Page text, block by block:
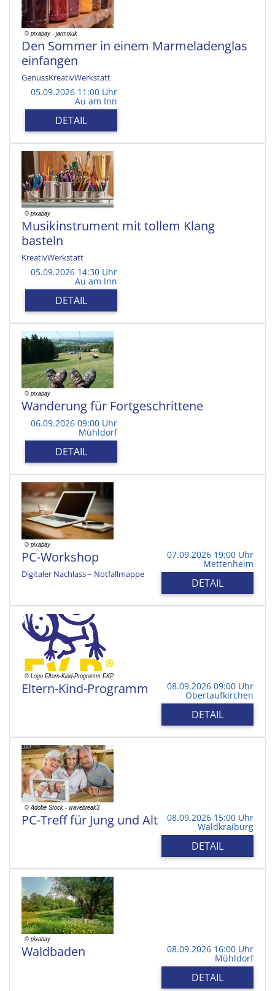
Den Sommer in einem Marmeladenglas
einfangen
GenussKreativWerkstatt
05.09.2026 11:00 Uhr
Au am Inn
DETAIL
Musikinstrument mit tollem Klang
basteln
KreativWerkstatt
05.09.2026 14:30 Uhr
Au am Inn
DETAIL
Wanderung für Fortgeschrittene
06.09.2026 09:00 Uhr
Mühldorf
DETAIL
PC-Workshop
Digitaler Nachlass – Notfallmappe
07.09.2026 19:00 Uhr
Mettenheim
DETAIL
Eltern-Kind-Programm 08.09.2026 09:00 Uhr
Obertaufkirchen
DETAIL
PC-Treff für Jung und Alt 08.09.2026 15:00 Uhr
Waldkraiburg
DETAIL
Waldbaden 08.09.2026 16:00 Uhr
Mühldorf
DETAIL